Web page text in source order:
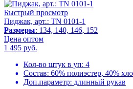
Быстрый просмотр
Пиджак, арт.: TN 0101-1
Размеры: 134, 140, 146, 152
Цена оптом
1 495 руб.
Кол-во штук в уп: 4
Состав: 60% полиэстер, 40%
Доп.параметр: длинный рукав